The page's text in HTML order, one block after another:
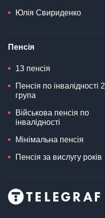
Юлія Свириденко
Пенсія
13 пенсія
Пенсія по інвалідності 2
група
Військова пенсія по
інвалідності
Мінімальна пенсія
Пенсія за вислугу років